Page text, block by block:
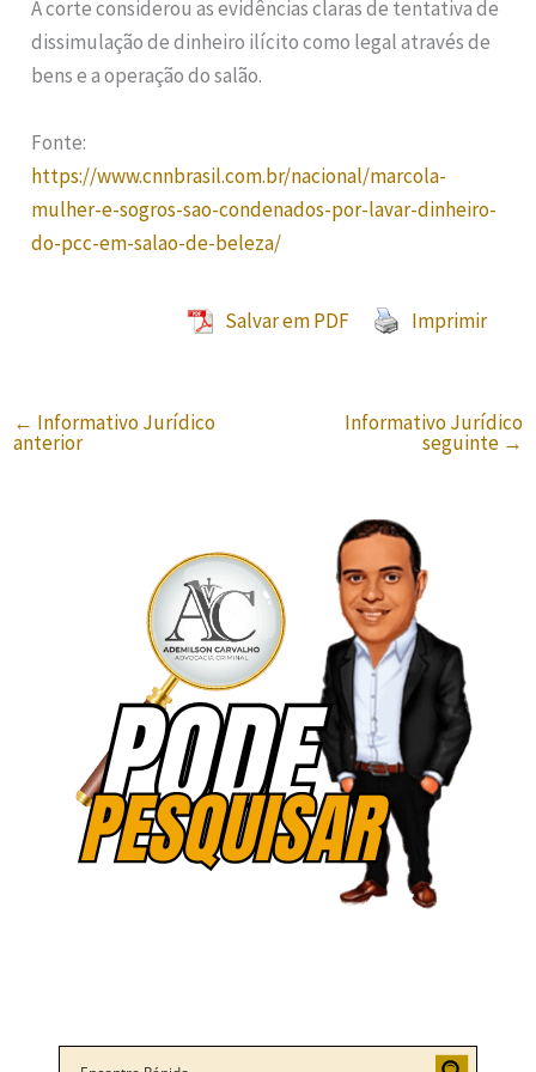
A corte considerou as evidências claras de tentativa de
dissimulação de dinheiro ilícito como legal através de
bens e a operação do salão.
Fonte:
https://www.cnnbrasil.com.br/nacional/marcola-
mulher-e-sogros-sao-condenados-por-lavar-dinheiro-
do-pcc-em-salao-de-beleza/
Salvar em PDF Imprimir
← Informativo Jurídico
anterior
Informativo Jurídico
seguinte →